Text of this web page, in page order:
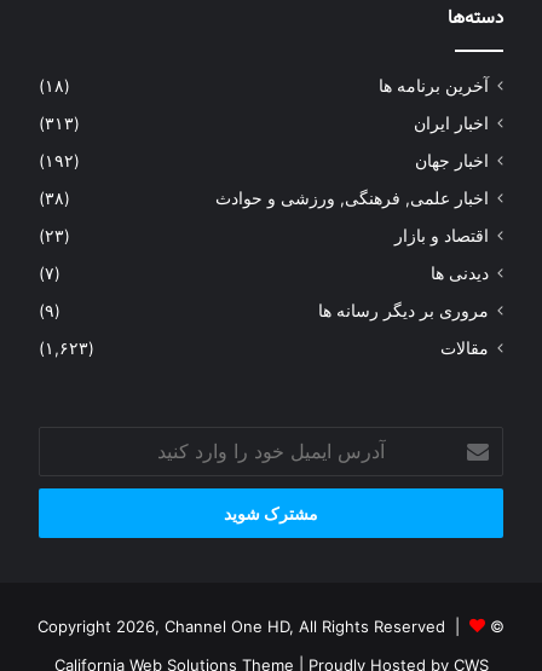
دسته‌ها
آخرین برنامه ها
(۱۸)
اخبار ایران
(۳۱۳)
اخبار جهان
(۱۹۲)
اخبار علمی, فرهنگی, ورزشی و حوادث
(۳۸)
اقتصاد و بازار
(۲۳)
دیدنی ها
(۷)
مروری بر دیگر رسانه ها
(۹)
مقالات
(۱,۶۲۳)
ایمیل
خود
وارد
© Copyright 2026, Channel One HD, All Rights Reserved |
California Web Solutions Theme | Proudly Hosted by CWS